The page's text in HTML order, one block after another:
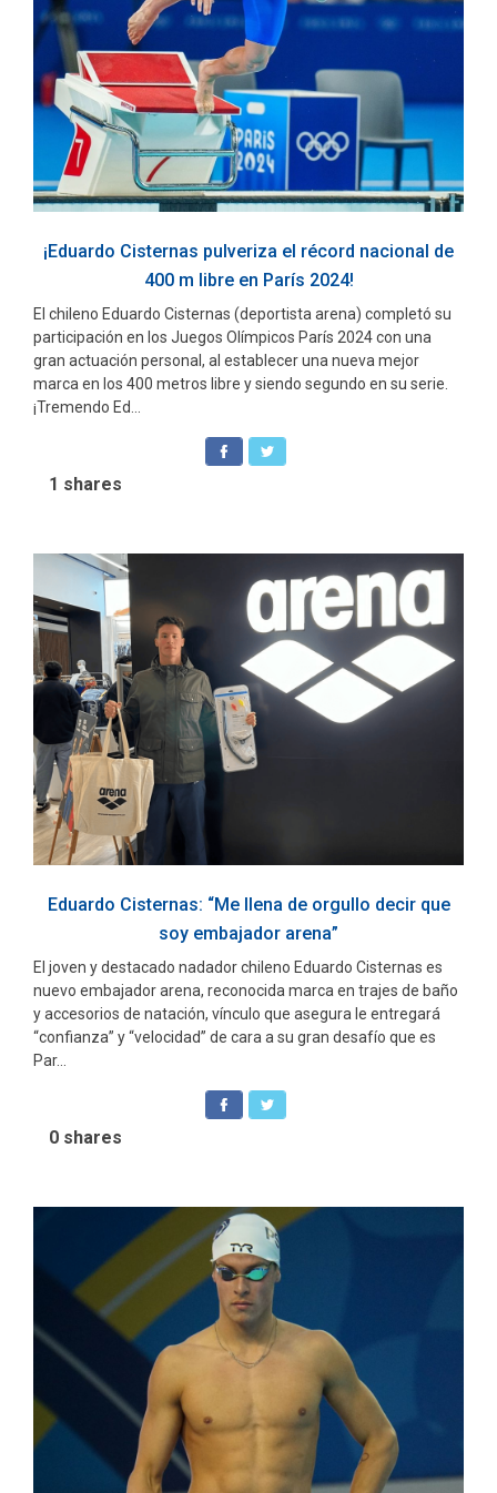
¡Eduardo Cisternas pulveriza el récord nacional de
400 m libre en París 2024!
El chileno Eduardo Cisternas (deportista arena) completó su
participación en los Juegos Olímpicos París 2024 con una
gran actuación personal, al establecer una nueva mejor
marca en los 400 metros libre y siendo segundo en su serie.
¡Tremendo Ed...
1 shares
Eduardo Cisternas: “Me llena de orgullo decir que
soy embajador arena”
El joven y destacado nadador chileno Eduardo Cisternas es
nuevo embajador arena, reconocida marca en trajes de baño
y accesorios de natación, vínculo que asegura le entregará
“confianza” y “velocidad” de cara a su gran desafío que es
Par...
0 shares